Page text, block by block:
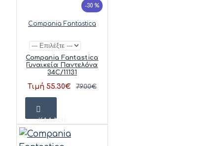
-30 %
Compania Fantastica
Compania Fantastica
Γυναικεία Παντελόνα
34C/11131
Τιμή 55.30€ 79.00€
ΚΑΛΆΘΙ